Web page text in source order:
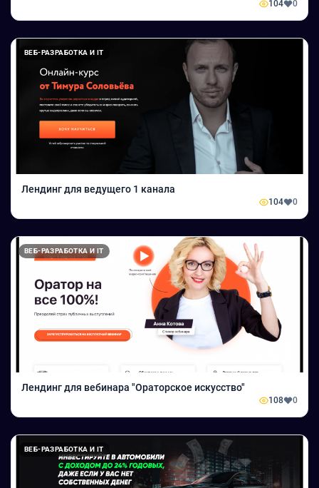
104 0
ВЕБ-РАЗРАБОТКА И IT
Лендинг для ведущего 1 канала
104 0
ВЕБ-РАЗРАБОТКА И IT
Лендинг для вебинара "Ораторское искусство"
108 0
ВЕБ-РАЗРАБОТКА И IT